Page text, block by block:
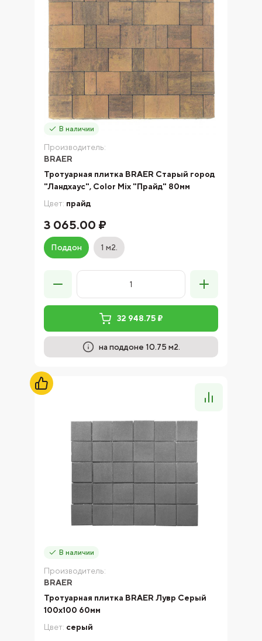
В наличии
Производитель:
BRAER
Тротуарная плитка BRAER Старый город
"Ландхаус", Color Mix "Прайд" 80мм
Цвет: прайд
3 065.00 ₽
Поддон 1 м2.
32 948.75 ₽
на поддоне 10.75 м2.
В наличии
Производитель:
BRAER
Тротуарная плитка BRAER Лувр Серый
100х100 60мм
Цвет: серый